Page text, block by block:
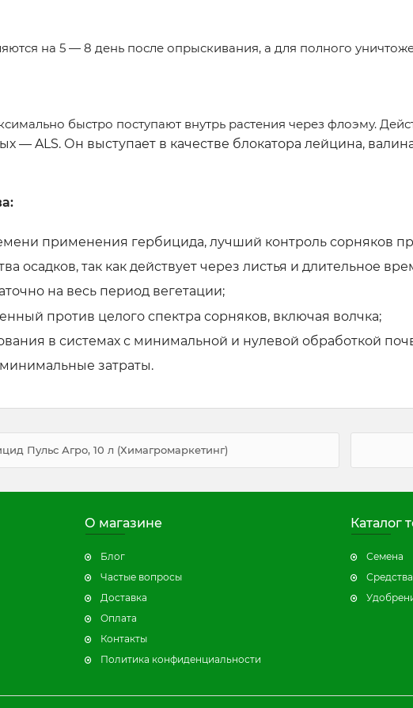
на 5 — 8 день после опрыскивания, а для полного
быстро поступают внутрь растения через флоэму.
— ALS. Он выступает в качестве блокатора лейцина,
применения гербицида, лучший контроль сорняков
осадков, так как действует через листья и длительное
на весь период вегетации;
против целого спектра сорняков, включая волчка;
в системах с минимальной и нулевой обработкой
затраты.
Пульс Агро, 10 л (Химагромаркетинг)
О магазине
Блог
Частые вопросы
Доставка
Оплата
Контакты
Политика конфиденциальности
Каталог
Семена